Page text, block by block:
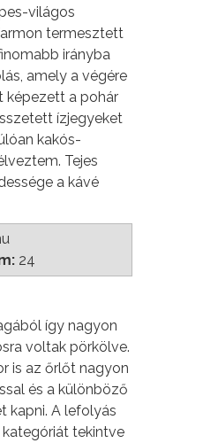
világos
termesztett
irányba
amely a végére
képezett a pohár
ízjegyeket
kakós-
Tejes
a kávé
24
így nagyon
voltak pörkölve.
is az őrlőt nagyon
és a különböző
kapni. A lefolyás
tekintve